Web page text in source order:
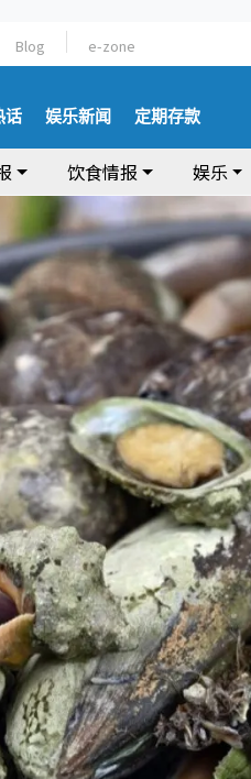
Blog e-zone
话 娱乐新闻 定期存款
饮食情报 娱乐